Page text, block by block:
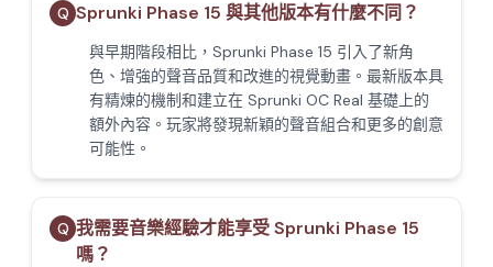
Q Sprunki Phase 15 與其他版本有什麼不同？
與早期階段相比，Sprunki Phase 15 引入了新角
色、增強的聲音品質和改進的視覺動畫。最新版本具
有精煉的機制和建立在 Sprunki OC Real 基礎上的
額外內容。玩家將發現新穎的聲音組合和更多的創意
可能性。
Q 我需要音樂經驗才能享受 Sprunki Phase 15
嗎？